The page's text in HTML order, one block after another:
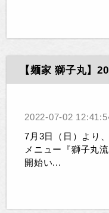
【麺家 獅子丸】
2022-07-02
7月3日（日）より
メニュー『獅子丸
開始い...